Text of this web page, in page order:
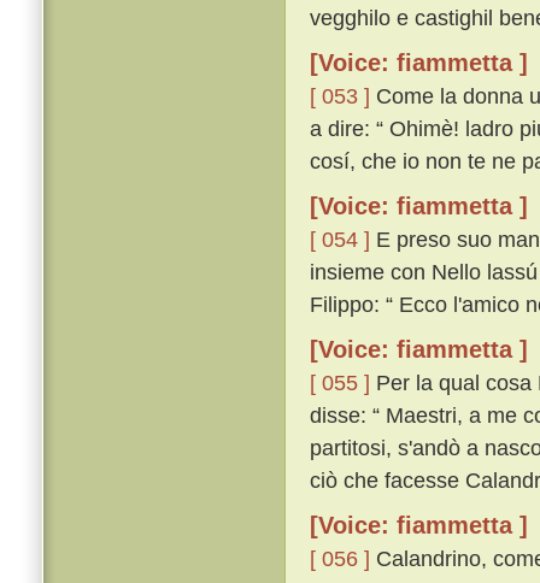
vegghilo e castighil
[Voice: fiammetta ]
[ 053 ] Come la donna
a dire: “ Ohimè! ladro
cosí, che io non te ne
[Voice: fiammetta ]
[ 054 ] E preso suo
insieme con Nello
Filippo: “ Ecco l'amico
[Voice: fiammetta ]
[ 055 ] Per la qual
disse: “ Maestri, a me
partitosi, s'andò a
ciò che facesse
[Voice: fiammetta ]
[ 056 ] Calandrino,